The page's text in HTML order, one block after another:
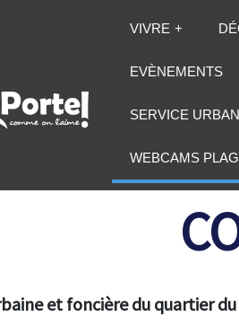
VIVRE
EVÈNEMENTS
SERVICE
WEBCAMS
et foncière du quartier